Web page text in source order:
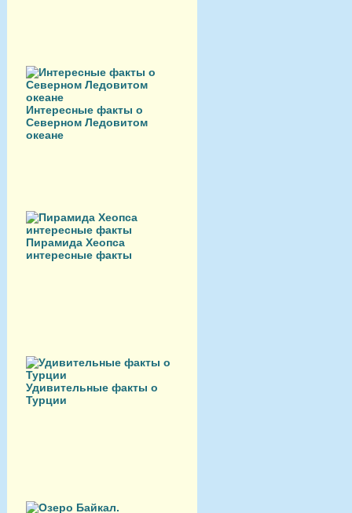
Интересные факты о
Северном Ледовитом
океане
Пирамида Хеопса
интересные факты
Удивительные факты о
Турции